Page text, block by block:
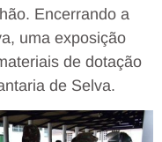
Encerrando a
uma exposição
de dotação
de Selva.